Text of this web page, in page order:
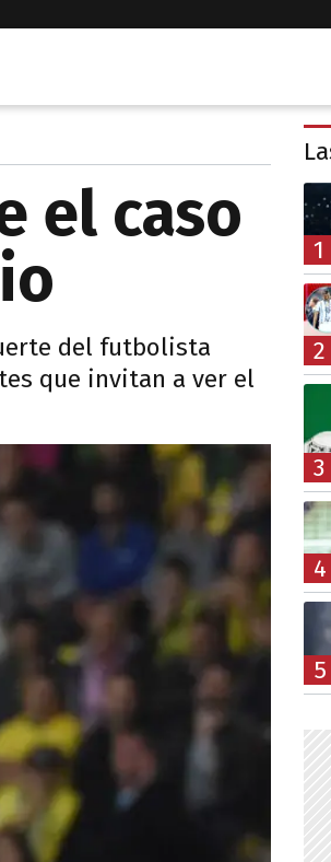
el caso
del futbolista
que invitan a ver el
1
2
3
4
5